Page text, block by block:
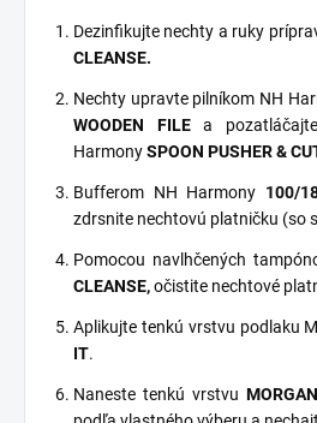
Dezinfikujte nechty a ruky
CLEANSE.
Nechty upravte pilníkom NH
WOODEN FILEa
HarmonySPOON PUSHER &
Bufferom NH Harmony 100/
zdrsnite nechtovú platničku (so
Pomocou navlhčených
CLEANSE,očistite nechtové
Aplikujte tenkú vrstvu podlaku
IT.
Naneste tenkú vrstvu